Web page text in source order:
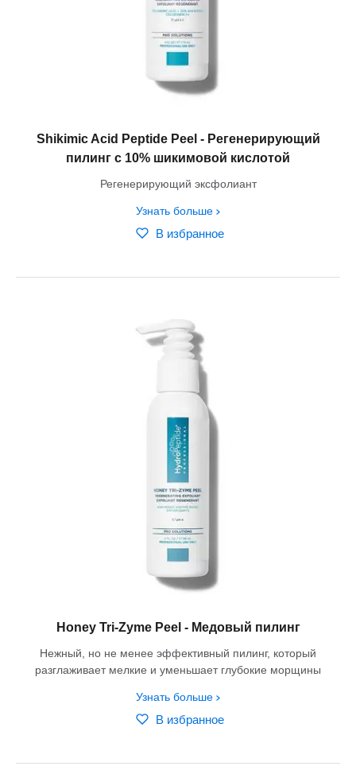
Shikimic Acid Peptide Peel - Регенерирующий
пилинг с 10% шикимовой кислотой
Регенерирующий эксфолиант
Узнать больше
В избранное
Honey Tri-Zyme Peel - Медовый пилинг
Нежный, но не менее эффективный пилинг, который
разглаживает мелкие и уменьшает глубокие морщины
Узнать больше
В избранное